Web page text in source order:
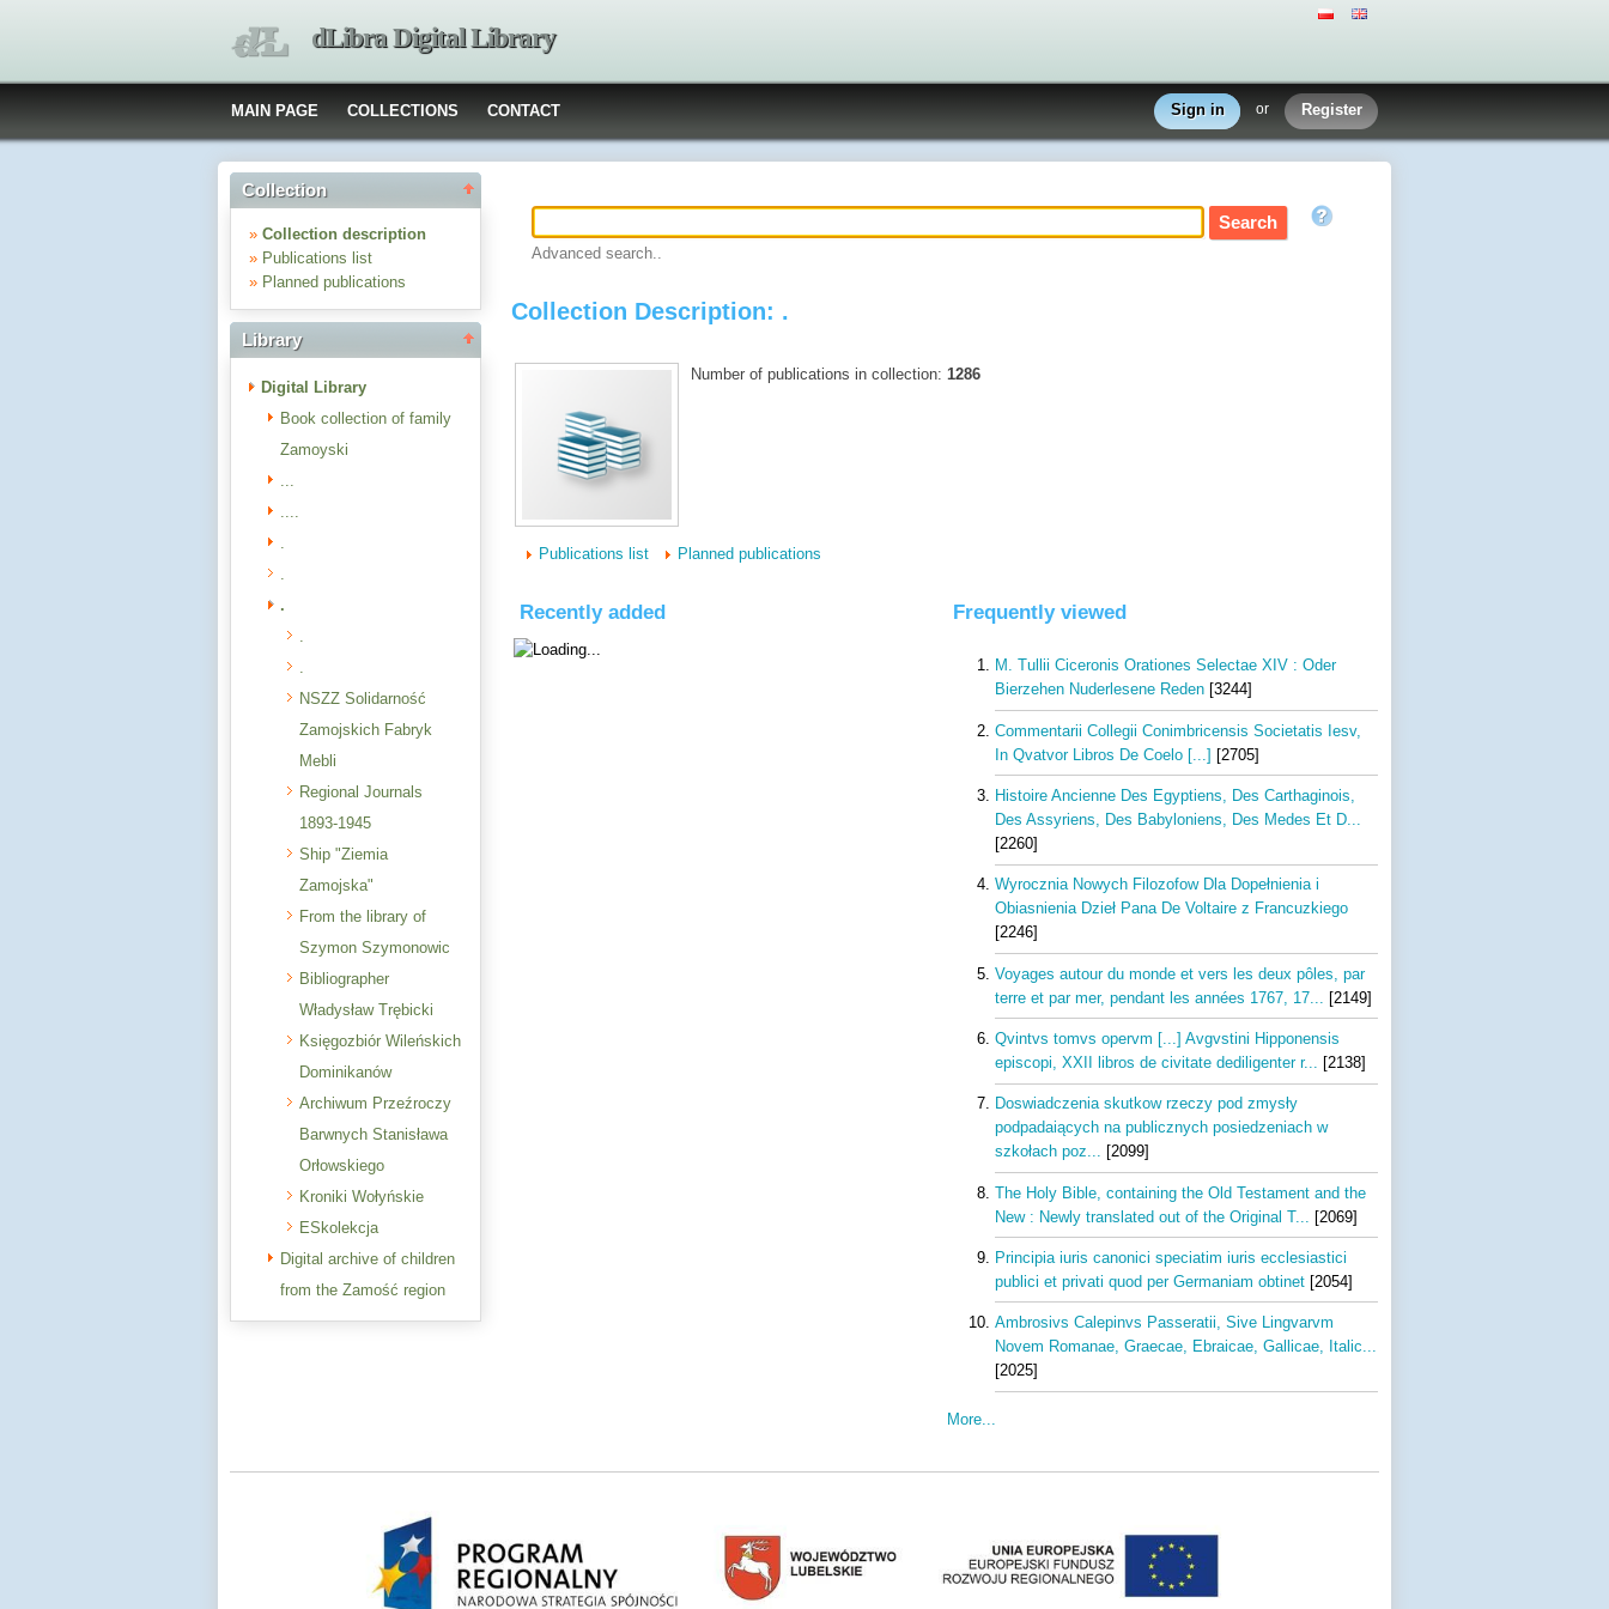
dLibra Digital Library
MAIN PAGE COLLECTIONS CONTACT Sign in or Register
Collection
» Collection description
» Publications list
» Planned publications
Library
Digital Library
Book collection of family
Zamoyski
...
....
.
.
.
.
.
NSZZ Solidarność
Zamojskich Fabryk
Mebli
Regional Journals
1893-1945
Ship "Ziemia
Zamojska"
From the library of
Szymon Szymonowic
Bibliographer
Władysław Trębicki
Księgozbiór Wileńskich
Dominikanów
Archiwum Przeźroczy
Barwnych Stanisława
Orłowskiego
Kroniki Wołyńskie
ESkolekcja
Digital archive of children
from the Zamość region
Advanced search..
Collection Description: .
Number of publications in collection:1286
Publications list Planned publications
Frequently viewed
M. Tullii Ciceronis Orationes Selectae XIV : Oder
Bierzehen Nuderlesene Reden [3244]
Commentarii Collegii Conimbricensis Societatis Iesv,
In Qvatvor Libros De Coelo [...] [2705]
Histoire Ancienne Des Egyptiens, Des Carthaginois,
Des Assyriens, Des Babyloniens, Des Medes Et D...
[2260]
Wyrocznia Nowych Filozofow Dla Dopełnienia i
Obiasnienia Dzieł Pana De Voltaire z Francuzkiego
[2246]
Voyages autour du monde et vers les deux pôles, par
terre et par mer, pendant les années 1767, 17...
[2149]
Qvintvs tomvs opervm [...] Avgvstini Hipponensis
episcopi, XXII libros de civitate dediligenter r...
[2138]
Doswiadczenia skutkow rzeczy pod zmysły
podpadaiących na publicznych posiedzeniach w
szkołach poz... [2099]
The Holy Bible, containing the Old Testament and the
New : Newly translated out of the Original T...
[2069]
Principia iuris canonici speciatim iuris ecclesiastici
publici et privati quod per Germaniam obtinet [2054]
Ambrosivs Calepinvs Passeratii, Sive Lingvarvm
Novem Romanae, Graecae, Ebraicae, Gallicae, Italic...
[2025]
More...
Recently added